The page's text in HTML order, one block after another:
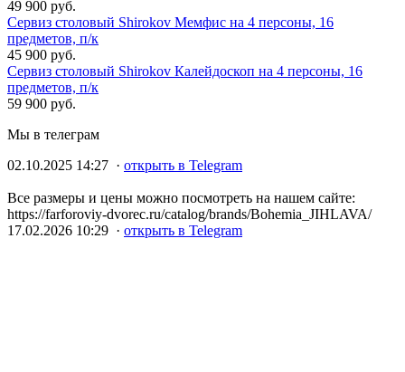
49 900 руб.
Сервиз столовый Shirokov Мемфис на 4 персоны, 16
предметов, п/к
45 900 руб.
Сервиз столовый Shirokov Калейдоскоп на 4 персоны, 16
предметов, п/к
59 900 руб.
Мы в телеграм
02.10.2025 14:27 · открыть в Telegram
Все размеры и цены можно посмотреть на нашем сайте:
https://farforoviy-dvorec.ru/catalog/brands/Bohemia_JIHLAVA/
17.02.2026 10:29 · открыть в Telegram